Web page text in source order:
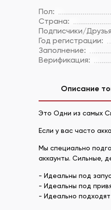
Пол:
Страна:
Подписчики/
Год регистрации:
Заполнение:
Верификация:
Описание
Это Одни из самых
Если у вас часто
Мы специально
аккаунты. Сильные,
- Идеальны под
- Идеальны под
- Идеально